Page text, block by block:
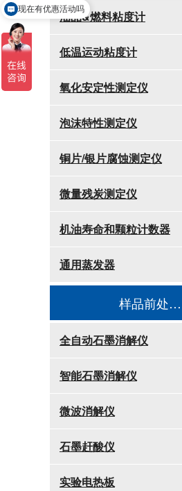
油品&燃料粘度计
低温运动粘度计
氧化安定性测定仪
泡沫特性测定仪
铜片/银片腐蚀测定仪
微量残炭测定仪
机油寿命和颗粒计数器
通用蒸发器
样品前处理消解设备
全自动石墨消解仪
智能石墨消解仪
微波消解仪
石墨赶酸仪
实验电热板
可以介绍下你们的产品么